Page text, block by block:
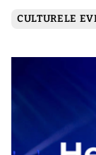
CULTURELE